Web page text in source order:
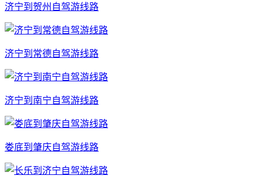
济宁到贺州自驾游线路
济宁到常德自驾游线路
济宁到南宁自驾游线路
娄底到肇庆自驾游线路